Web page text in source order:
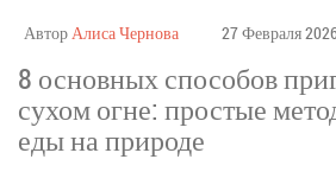
АвторАлиса Чернова 27 Февраля
8 основных способов
сухом огне: простые
еды на природе